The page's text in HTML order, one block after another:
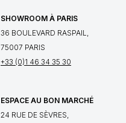
SHOWROOM À PARIS
36 BOULEVARD RASPAIL,
75007 PARIS
+33 (0)1 46 34 35 30
ESPACE AU BON MARCHÉ
24 RUE DE SÈVRES,